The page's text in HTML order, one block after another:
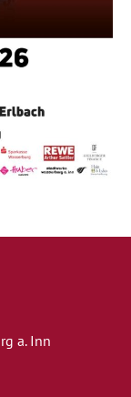
a. Inn